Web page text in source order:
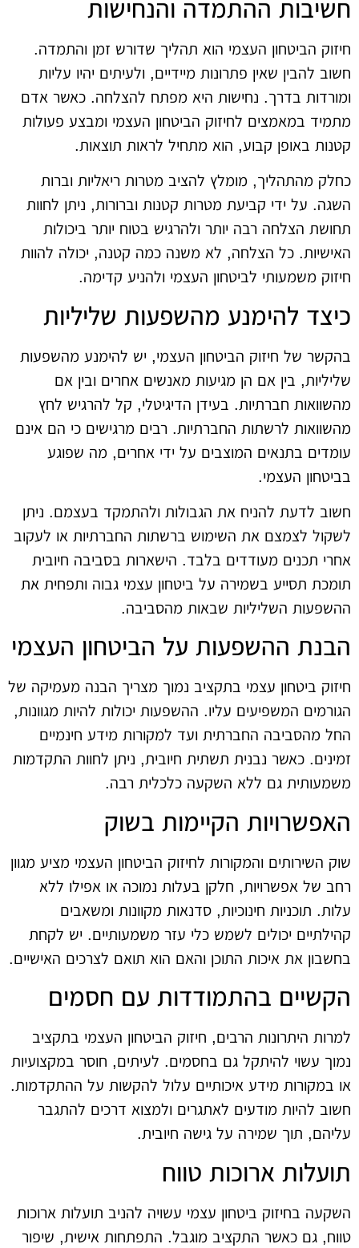
חשיבות ההתמדה והנחישות
חיזוק הביטחון העצמי הוא תהליך שדורש זמן והתמדה.
חשוב להבין שאין פתרונות מיידיים, ולעיתים יהיו עליות
ומורדות בדרך. נחישות היא מפתח להצלחה. כאשר אדם
מתמיד במאמצים לחיזוק הביטחון העצמי ומבצע פעולות
קטנות באופן קבוע, הוא מתחיל לראות תוצאות.
כחלק מהתהליך, מומלץ להציב מטרות ריאליות וברות
השגה. על ידי קביעת מטרות קטנות וברורות, ניתן לחוות
תחושת הצלחה רבה יותר ולהרגיש בטוח יותר ביכולות
האישיות. כל הצלחה, לא משנה כמה קטנה, יכולה להוות
חיזוק משמעותי לביטחון העצמי ולהניע קדימה.
כיצד להימנע מהשפעות שליליות
בהקשר של חיזוק הביטחון העצמי, יש להימנע מהשפעות
שליליות, בין אם הן מגיעות מאנשים אחרים ובין אם
מהשוואות חברתיות. בעידן הדיגיטלי, קל להרגיש לחץ
מהשוואות לרשתות החברתיות. רבים מרגישים כי הם אינם
עומדים בתנאים המוצבים על ידי אחרים, מה שפוגע
בביטחון העצמי.
חשוב לדעת להניח את הגבולות ולהתמקד בעצמם. ניתן
לשקול לצמצם את השימוש ברשתות החברתיות או לעקוב
אחרי תכנים מעודדים בלבד. הישארות בסביבה חיובית
תומכת תסייע בשמירה על ביטחון עצמי גבוה ותפחית את
ההשפעות השליליות שבאות מהסביבה.
הבנת ההשפעות על הביטחון העצמי
חיזוק ביטחון עצמי בתקציב נמוך מצריך הבנה מעמיקה של
הגורמים המשפיעים עליו. ההשפעות יכולות להיות מגוונות,
החל מהסביבה החברתית ועד למקורות מידע חינמיים
זמינים. כאשר נבנית תשתית חיובית, ניתן לחוות התקדמות
משמעותית גם ללא השקעה כלכלית רבה.
האפשרויות הקיימות בשוק
שוק השירותים והמקורות לחיזוק הביטחון העצמי מציע מגוון
רחב של אפשרויות, חלקן בעלות נמוכה או אפילו ללא
עלות. תוכניות חינוכיות, סדנאות מקוונות ומשאבים
קהילתיים יכולים לשמש כלי עזר משמעותיים. יש לקחת
בחשבון את איכות התוכן והאם הוא תואם לצרכים האישיים.
הקשיים בהתמודדות עם חסמים
למרות היתרונות הרבים, חיזוק הביטחון העצמי בתקציב
נמוך עשוי להיתקל גם בחסמים. לעיתים, חוסר במקצועיות
או במקורות מידע איכותיים עלול להקשות על ההתקדמות.
חשוב להיות מודעים לאתגרים ולמצוא דרכים להתגבר
עליהם, תוך שמירה על גישה חיובית.
תועלות ארוכות טווח
השקעה בחיזוק ביטחון עצמי עשויה להניב תועלות ארוכות
טווח, גם כאשר התקציב מוגבל. התפתחות אישית, שיפור